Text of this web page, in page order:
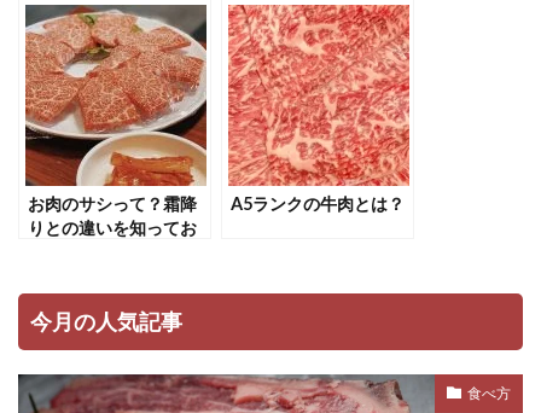
ピ
お肉のサシって？霜降
りとの違いを知ってお
A5ランクの牛肉とは？
今月の人気記事
食べ方